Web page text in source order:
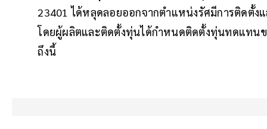
23401 ได้หลุดลอยออกจากตำแหน่งรัศมีการติดตั้
โดยผู้ผลิตและติดตั้งทุ่นได้กำหนดติดตั้งทุ่นทดแทน
ถึงนี้